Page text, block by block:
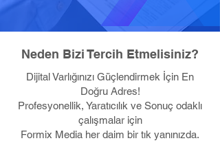
Neden Bizi Tercih Etmelisiniz?
Dijital Varlığınızı Güçlendirmek İçin En
Doğru Adres!
Profesyonellik, Yaratıcılık ve Sonuç odaklı
çalışmalar için
Formix Media her daim bir tık yanınızda.